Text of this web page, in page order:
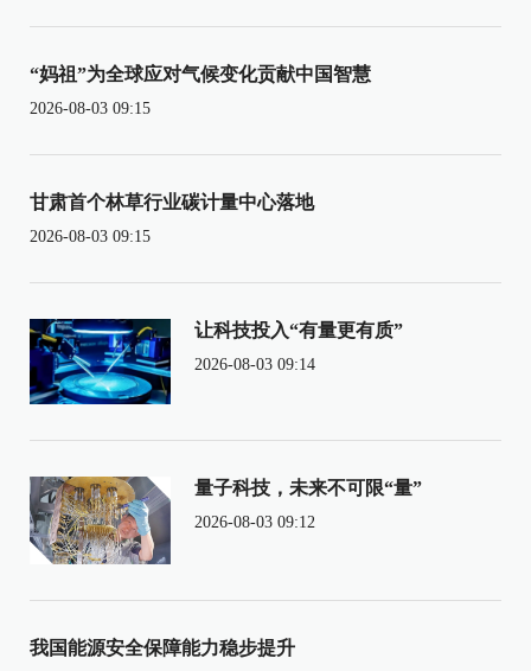
“妈祖”为全球应对气候变化贡献中国智慧
2026-08-03 09:15
甘肃首个林草行业碳计量中心落地
2026-08-03 09:15
让科技投入“有量更有质”
2026-08-03 09:14
量子科技，未来不可限“量”
2026-08-03 09:12
我国能源安全保障能力稳步提升